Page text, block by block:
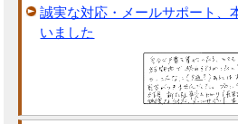
誠実な対応・メールサポート、
いました